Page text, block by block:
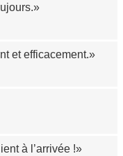
et efficacement.
à l’arrivée !